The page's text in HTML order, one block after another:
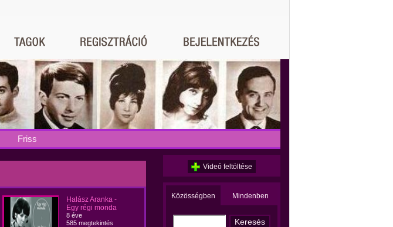
Friss
Halász Aranka -
Egy régi monda
8 éve
585 megtekintés
Videó feltöltése
Közösségben Mindenben